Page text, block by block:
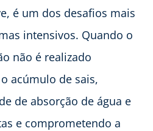
é um dos desafios mais
intensivos. Quando o
não é realizado
acúmulo de sais,
de absorção de água e
e comprometendo a